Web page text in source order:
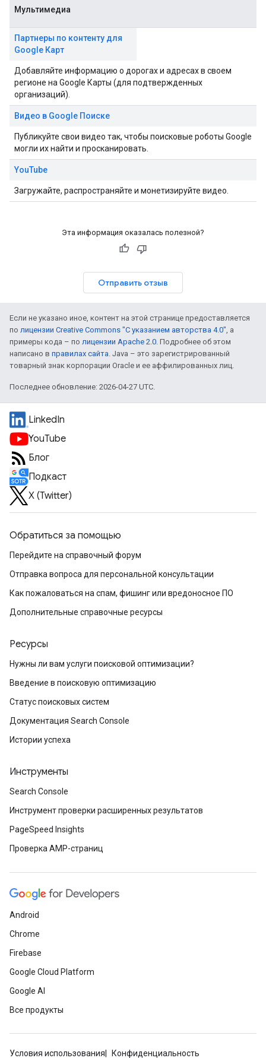
Мультимедиа
Партнеры по контенту для
Google Карт
Добавляйте информацию о дорогах и адресах в своем
регионе на Google Карты (для подтвержденных
организаций).
Видео в Google Поиске
Публикуйте свои видео так, чтобы поисковые роботы Google
могли их найти и просканировать.
YouTube
Загружайте, распространяйте и монетизируйте видео.
Эта информация оказалась полезной?
Отправить отзыв
Если не указано иное, контент на этой странице предоставляется
по лицензии Creative Commons "С указанием авторства 4.0", а
примеры кода – по лицензии Apache 2.0. Подробнее об этом
написано в правилах сайта. Java – это зарегистрированный
товарный знак корпорации Oracle и ее аффилированных лиц.
Последнее обновление: 2026-04-27 UTC.
LinkedIn
YouTube
Блог
Подкаст
X (Twitter)
Обратиться за помощью
Перейдите на справочный форум
Отправка вопроса для персональной консультации
Как пожаловаться на спам, фишинг или вредоносное ПО
Дополнительные справочные ресурсы
Ресурсы
Нужны ли вам услуги поисковой оптимизации?
Введение в поисковую оптимизацию
Статус поисковых систем
Документация Search Console
Истории успеха
Инструменты
Search Console
Инструмент проверки расширенных результатов
PageSpeed Insights
Проверка AMP-страниц
Android
Chrome
Firebase
Google Cloud Platform
Google AI
Все продукты
Условия использования Конфиденциальность